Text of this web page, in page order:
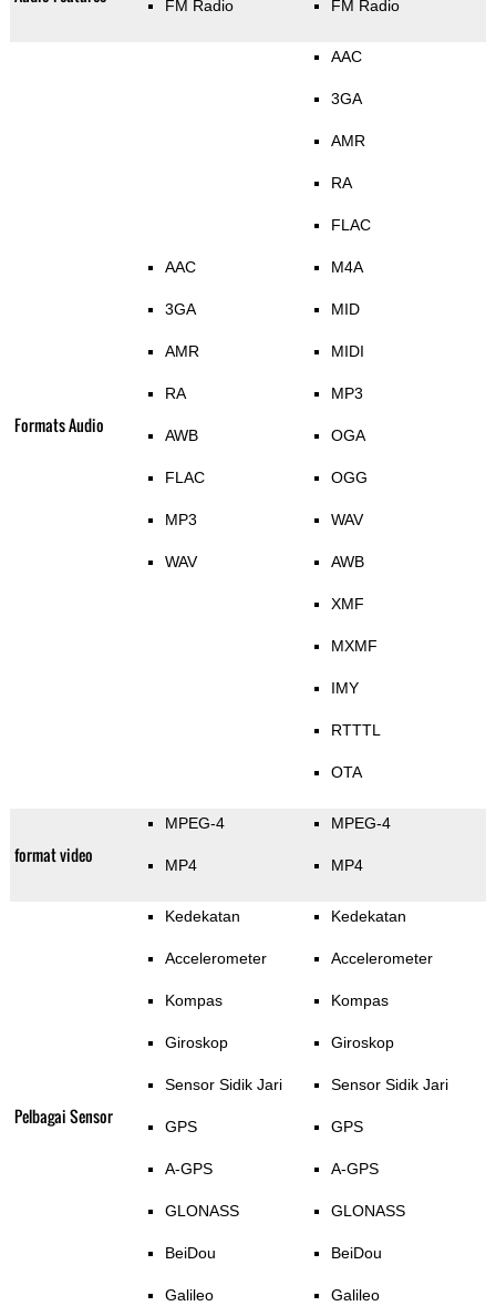
FM Radio FM Radio
Formats Audio
AAC
3GA
AMR
RA
AWB
FLAC
MP3
WAV
AAC
3GA
AMR
RA
FLAC
M4A
MID
MIDI
MP3
OGA
OGG
WAV
AWB
XMF
MXMF
IMY
RTTTL
OTA
format video
MPEG-4
MP4
MPEG-4
MP4
Pelbagai Sensor
Kedekatan
Accelerometer
Kompas
Giroskop
Sensor Sidik Jari
GPS
A-GPS
GLONASS
BeiDou
Galileo
Kedekatan
Accelerometer
Kompas
Giroskop
Sensor Sidik Jari
GPS
A-GPS
GLONASS
BeiDou
Galileo